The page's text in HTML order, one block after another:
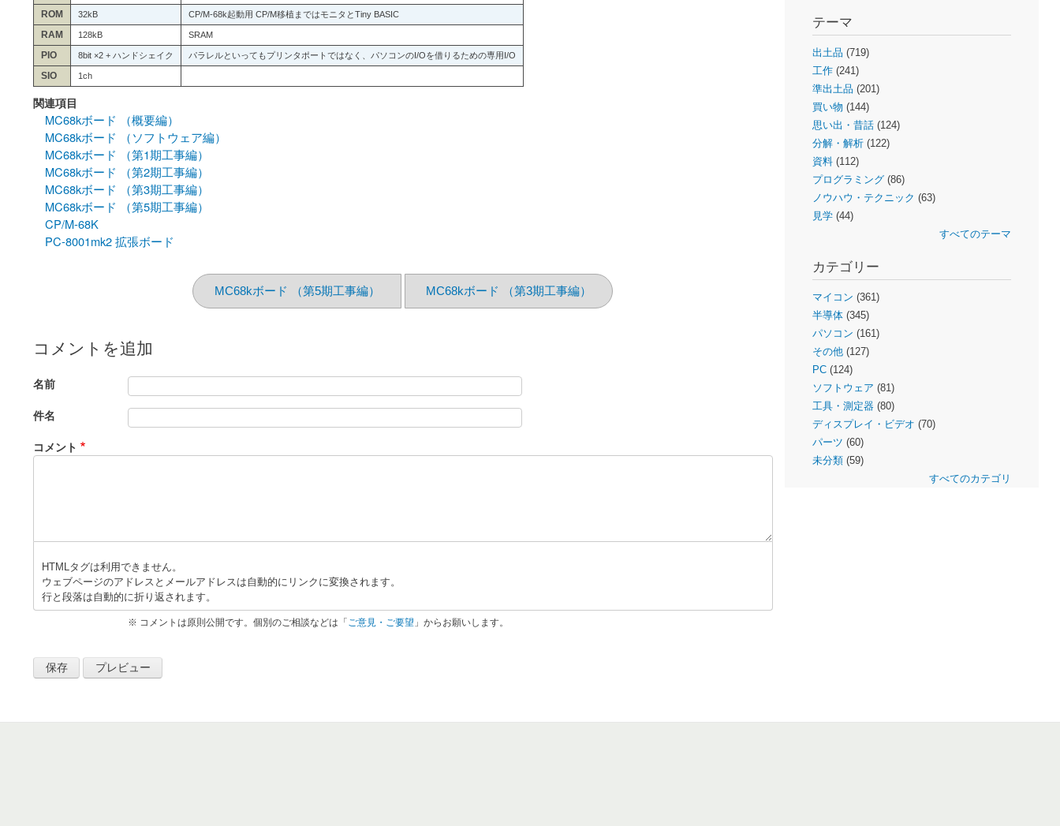
ROM 32kB CP/M-68k起動用 CP/M移植まではモニタとTiny BASIC
RAM 128kB SRAM
PIO 8bit ×2 + ハンドシェイク パラレルといってもプリンタポートではなく、パソコンのI/Oを借りるための専用I/O
SIO 1ch
関連項目
MC68kボード （概要編）
MC68kボード （ソフトウェア編）
MC68kボード （第1期工事編）
MC68kボード （第2期工事編）
MC68kボード （第3期工事編）
MC68kボード （第5期工事編）
CP/M-68K
PC-8001mk2 拡張ボード
MC68kボード （第5期工事編） MC68kボード （第3期工事編）
コメントを追加
名前
件名
コメント
HTMLタグは利用できません。
ウェブページのアドレスとメールアドレスは自動的にリンクに変換されます。
行と段落は自動的に折り返されます。
※ コメントは原則公開です。個別のご相談などは「 ご意見・ご要望 」からお願いします。
テーマ
出土品 (719)
工作(241)
準出土品 (201)
買い物 (144)
思い出・昔話(124)
分解・解析(122)
資料(112)
プログラミング(86)
ノウハウ・テクニック (63)
見学(44)
すべてのテーマ
カテゴリー
マイコン (361)
半導体(345)
パソコン (161)
その他(127)
PC(124)
ソフトウェア (81)
工具・測定器(80)
ディスプレイ・ビデオ (70)
パーツ (60)
未分類(59)
すべてのカテゴリ